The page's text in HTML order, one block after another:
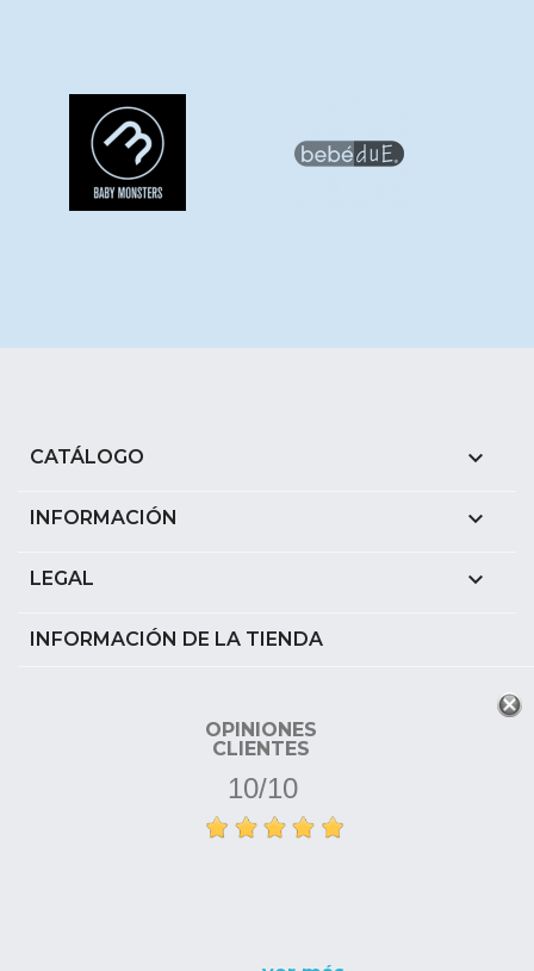
CATÁLOGO 
INFORMACIÓN 
LEGAL 
INFORMACIÓN DE LA TIENDA
OPINIONES
CLIENTES
10/10